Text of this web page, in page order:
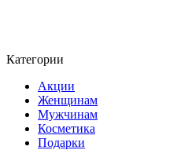
Категории
Акции
Женщинам
Мужчинам
Косметика
Подарки